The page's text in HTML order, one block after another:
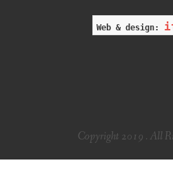
Web & design:
Copyright 2019 . All